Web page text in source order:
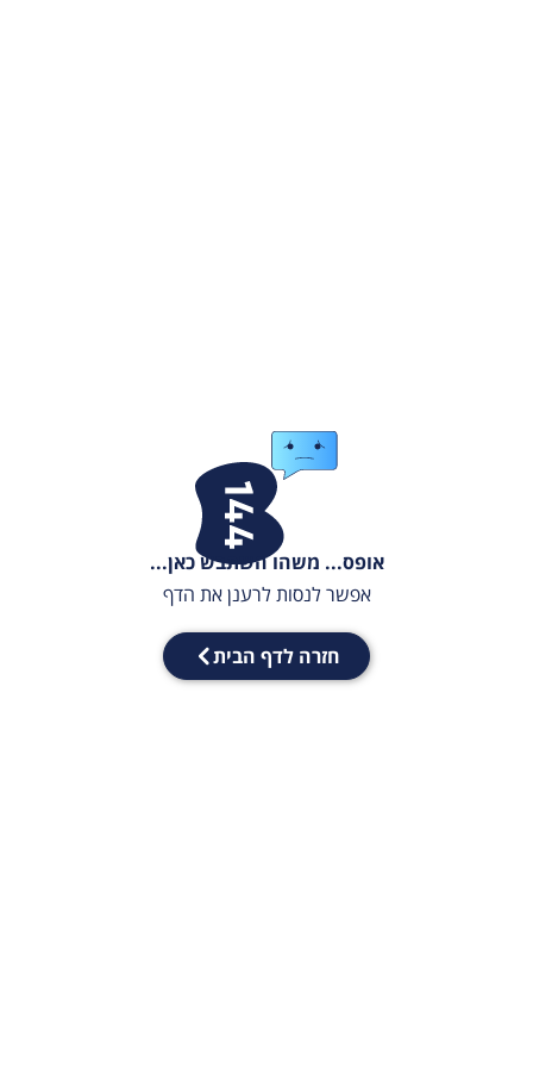
אופס... משהו השתבש כאן...
אפשר לנסות לרענן את הדף
חזרה לדף הבית